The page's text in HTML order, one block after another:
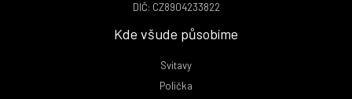
DIČ: CZ8904233822
Kde všude působíme
Svitavy
Polička